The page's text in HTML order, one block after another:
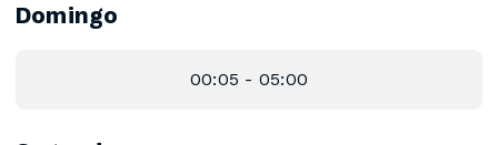
Domingo
00:05 - 05:00